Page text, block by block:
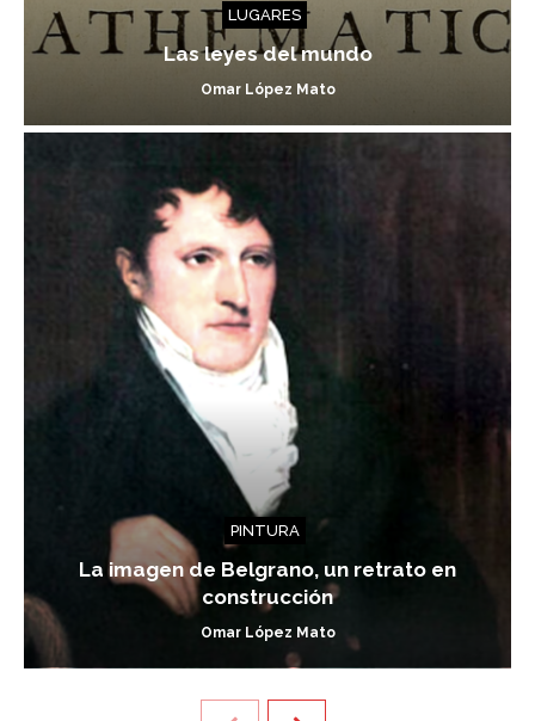
LUGARES
Las leyes del mundo
Omar López Mato
PINTURA
La imagen de Belgrano, un retrato en
construcción
Omar López Mato